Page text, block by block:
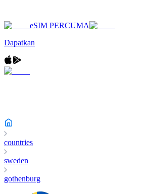
eSIM PERCUMA
Dapatkan
countries
sweden
gothenburg